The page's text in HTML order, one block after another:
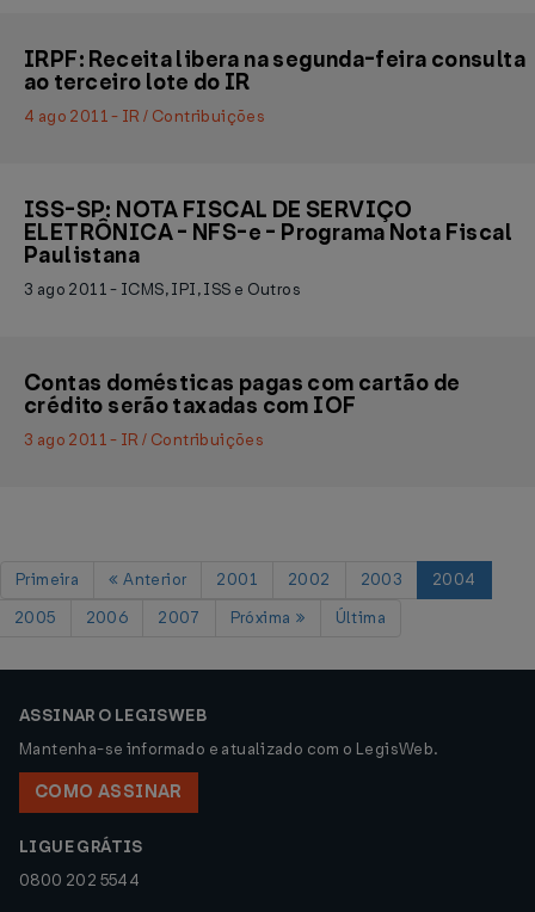
IRPF: Receita libera na segunda-feira consulta
ao terceiro lote do IR
4 ago 2011 - IR / Contribuições
ISS-SP: NOTA FISCAL DE SERVIÇO
ELETRÔNICA - NFS-e - Programa Nota Fiscal
Paulistana
3 ago 2011 - ICMS, IPI, ISS e Outros
Contas domésticas pagas com cartão de
crédito serão taxadas com IOF
3 ago 2011 - IR / Contribuições
Primeira Anterior 2001 2002 2003
2004
2005
2006 2007 Próxima Última
ASSINAR O LEGISWEB
Mantenha-se informado e atualizado com o LegisWeb.
COMO ASSINAR
LIGUE GRÁTIS
0800 202 5544